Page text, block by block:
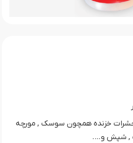
حشرات خزنده همچون سوسک , مورچه
, شپش و….